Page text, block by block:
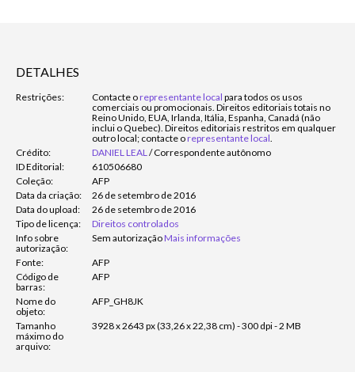
DETALHES
Restrições: Contacte orepresentante local para todos os usos
comerciais ou promocionais. Direitos editoriais totais no
Reino Unido, EUA, Irlanda, Itália, Espanha, Canadá (não
inclui o Quebec). Direitos editoriais restritos em qualquer
outro local; contacte orepresentante local
Crédito:
DANIEL LEAL /Correspondente autônomo
ID Editorial:
610506680
Coleção:
AFP
Data da criação:
26 de setembro de 2016
Data do upload:
26 de setembro de 2016
Tipo de licença:
Direitos controlados
Info sobre
autorização:
Sem autorizaçãoMais informações
Fonte:
AFP
Código de
barras:
AFP
Nome do
objeto:
AFP_GH8JK
Tamanho
máximo do
arquivo:
3928 x 2643 px (33,26 x 22,38 cm) - 300 dpi - 2 MB